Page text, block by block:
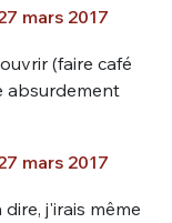
mars 2017
(faire café
absurdement
mars 2017
j'irais même